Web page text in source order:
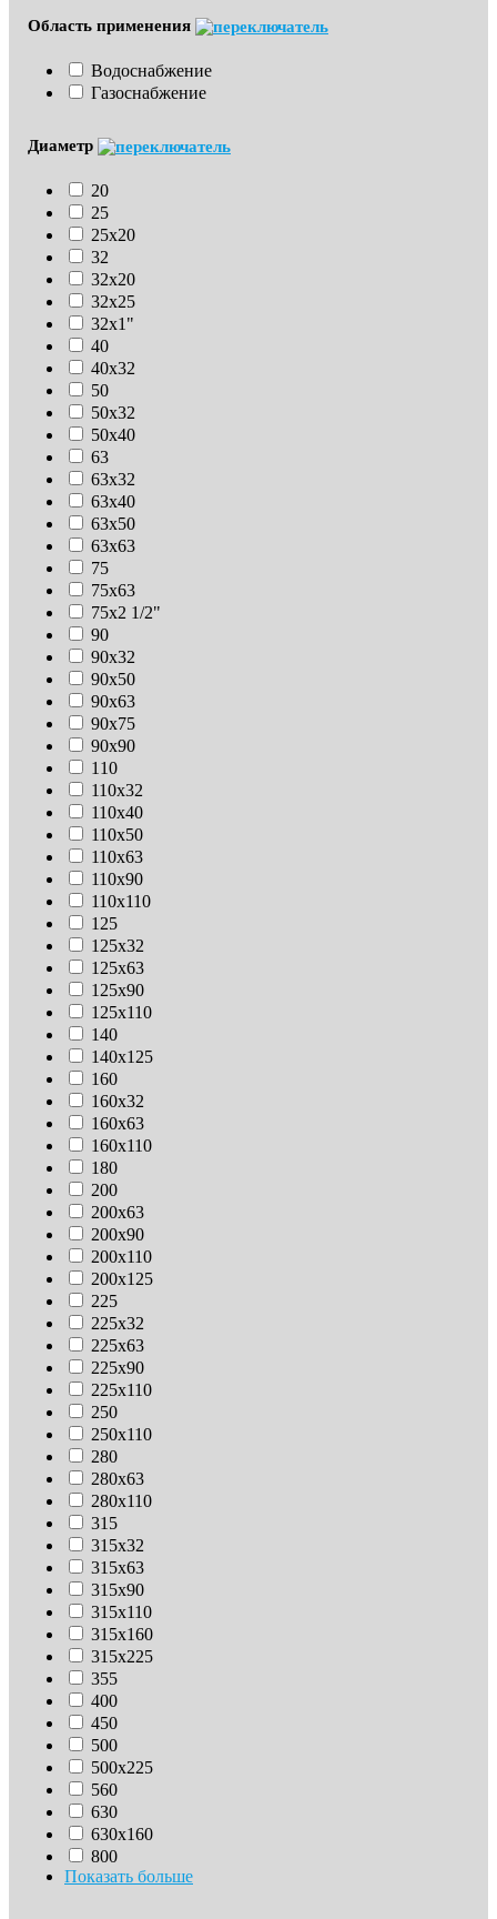
Область применения
Водоснабжение
Газоснабжение
Диаметр
20
25
25х20
32
32х20
32х25
32х1"
40
40х32
50
50х32
50х40
63
63х32
63х40
63х50
63х63
75
75х63
75х2 1/2"
90
90х32
90х50
90х63
90х75
90х90
110
110х32
110х40
110х50
110х63
110х90
110х110
125
125х32
125х63
125х90
125х110
140
140х125
160
160х32
160х63
160х110
180
200
200х63
200х90
200х110
200х125
225
225х32
225х63
225х90
225х110
250
250х110
280
280х63
280х110
315
315х32
315х63
315х90
315х110
315х160
315х225
355
400
450
500
500х225
560
630
630x160
800
Показать больше